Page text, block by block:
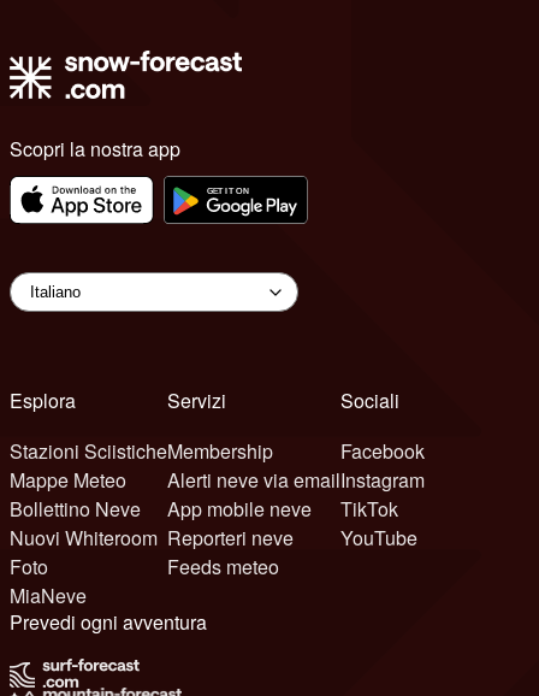
Scopri la nostra app
Esplora
Stazioni Sciistiche
Mappe Meteo
Bollettino Neve
Nuovi Whiteroom
Foto
MiaNeve
Servizi
Membership
Alerti neve via email
App mobile neve
Reporteri neve
Feeds meteo
Sociali
Facebook
Instagram
TikTok
YouTube
Prevedi ogni avventura